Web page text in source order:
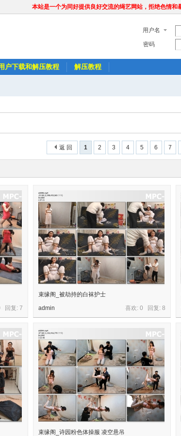
本站是一个为同好提供良好交流的绳艺网站，拒绝色情
用户名
密码
户下载和解压教程 解压教程
1 2 3 4 5 6 7
返 回
回复: 7
束缘阁_被劫持的白袜护士
喜欢: 0 回复: 8
admin
束缘阁_诗园粉色体操服 凌空悬吊